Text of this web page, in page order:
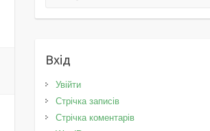
Вхід
Увійти
Стрічка записів
Стрічка коментарів